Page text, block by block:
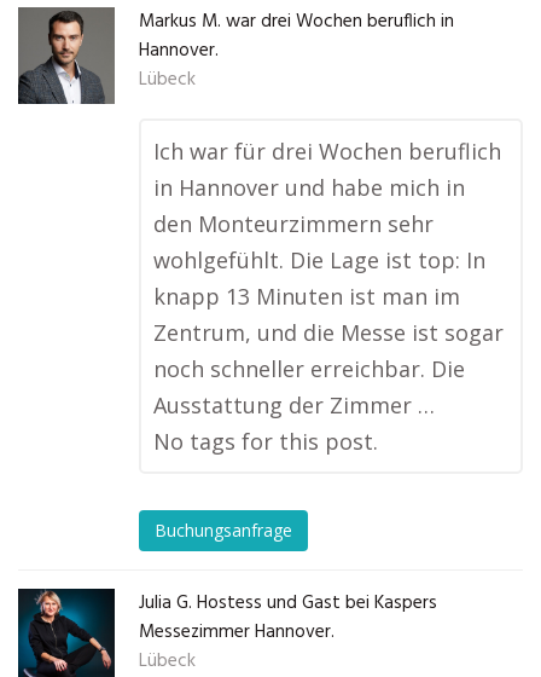
Markus M. war drei Wochen beruflich in
Hannover.
Lübeck
Ich war für drei Wochen beruflich
in Hannover und habe mich in
den Monteurzimmern sehr
wohlgefühlt. Die Lage ist top: In
knapp 13 Minuten ist man im
Zentrum, und die Messe ist sogar
noch schneller erreichbar. Die
Ausstattung der Zimmer …
No tags for this post.
Buchungsanfrage
Julia G. Hostess und Gast bei Kaspers
Messezimmer Hannover.
Lübeck